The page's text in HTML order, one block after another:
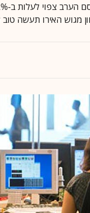
מגוש האירו תעשה טוב